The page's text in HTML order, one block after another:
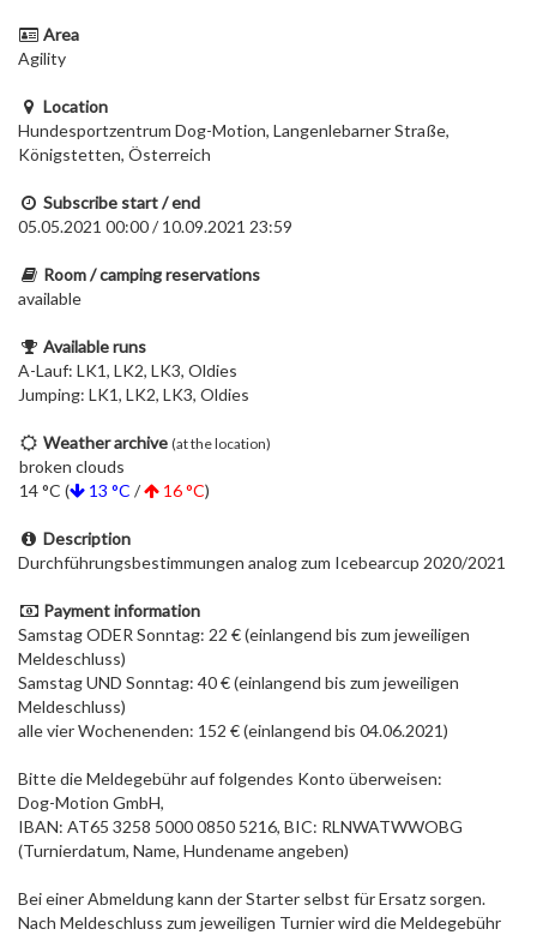
Area
Agility
Location
Hundesportzentrum Dog-Motion, Langenlebarner Straße,
Königstetten, Österreich
Subscribe start / end
05.05.2021 00:00 / 10.09.2021 23:59
Room / camping reservations
available
Available runs
A-Lauf: LK1, LK2, LK3, Oldies
Jumping: LK1, LK2, LK3, Oldies
Weather archive (at the location)
broken clouds
14 °C (
13 °C / 16 °C)
Description
Durchführungsbestimmungen analog zum Icebearcup 2020/2021
Payment information
Samstag ODER Sonntag: 22 € (einlangend bis zum jeweiligen
Meldeschluss)
Samstag UND Sonntag: 40 € (einlangend bis zum jeweiligen
Meldeschluss)
alle vier Wochenenden: 152 € (einlangend bis 04.06.2021)
Bitte die Meldegebühr auf folgendes Konto überweisen:
Dog-Motion GmbH,
IBAN: AT65 3258 5000 0850 5216, BIC: RLNWATWWOBG
(Turnierdatum, Name, Hundename angeben)
Bei einer Abmeldung kann der Starter selbst für Ersatz sorgen.
Nach Meldeschluss zum jeweiligen Turnier wird die Meldegebühr